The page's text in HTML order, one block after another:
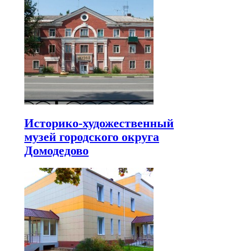
Историко-художественный
музей городского округа
Домодедово